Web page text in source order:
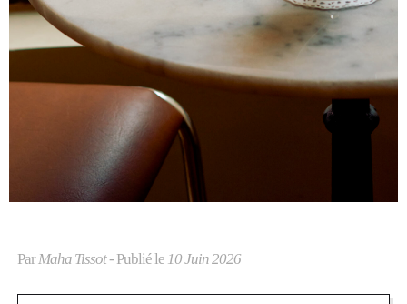
ParMaha Tissot- Publié le 10 Juin 2026